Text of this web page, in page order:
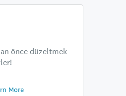
önce düzeltmek
More